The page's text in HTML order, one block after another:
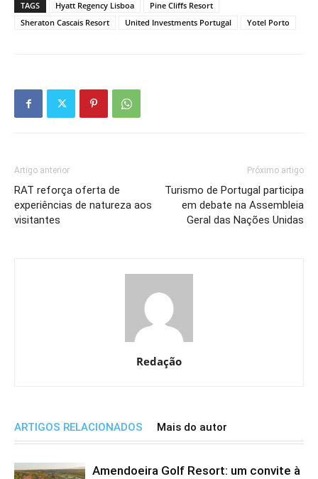
TAGS Hyatt Regency Lisboa
Pine Cliffs Resort
Sheraton Cascais Resort
United Investments Portugal Yotel Porto
Artigo anterior
RAT reforça oferta de
experiências de natureza aos
visitantes
Próximo artigo
Turismo de Portugal participa
em debate na Assembleia
Geral das Nações Unidas
Redação
ARTIGOS RELACIONADOS Mais do autor
Amendoeira Golf Resort: um convite à